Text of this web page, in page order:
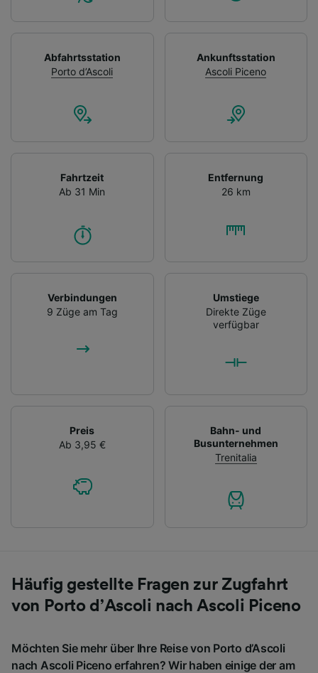
Abfahrtsstation
Porto d’Ascoli
Ankunftsstation
Ascoli Piceno
Fahrtzeit
Ab 31 Min
Entfernung
26 km
Verbindungen
9 Züge am Tag
Umstiege
Direkte Züge
verfügbar
Preis
Ab 3,95 €
Bahn- und
Busunternehmen
Trenitalia
Häufig gestellte Fragen zur Zugfahrt
von Porto d’Ascoli nach Ascoli Piceno
Möchten Sie mehr über Ihre Reise von Porto d’Ascoli
nach Ascoli Piceno erfahren? Wir haben einige der am